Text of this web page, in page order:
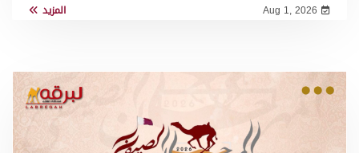
Aug 1, 2026 المزيد